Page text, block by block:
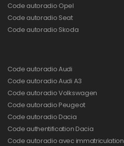
Code autoradio Opel
Code autoradio Seat
Code autoradio Skoda
Code autoradio Audi
Code autoradio Audi A3
Code autoradio Volkswagen
Code autoradio Peugeot
Code autoradio Dacia
Code authentification Dacia
Code autoradio avec immatriculation